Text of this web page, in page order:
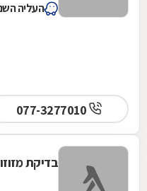
העליה השניה
בדיקת